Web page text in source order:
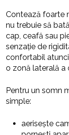
Contează foarte
nu trebuie să
cap, ceafă sau
senzație de
confortabil
o zonă laterală a
Pentru un somn
simple:
aerisește